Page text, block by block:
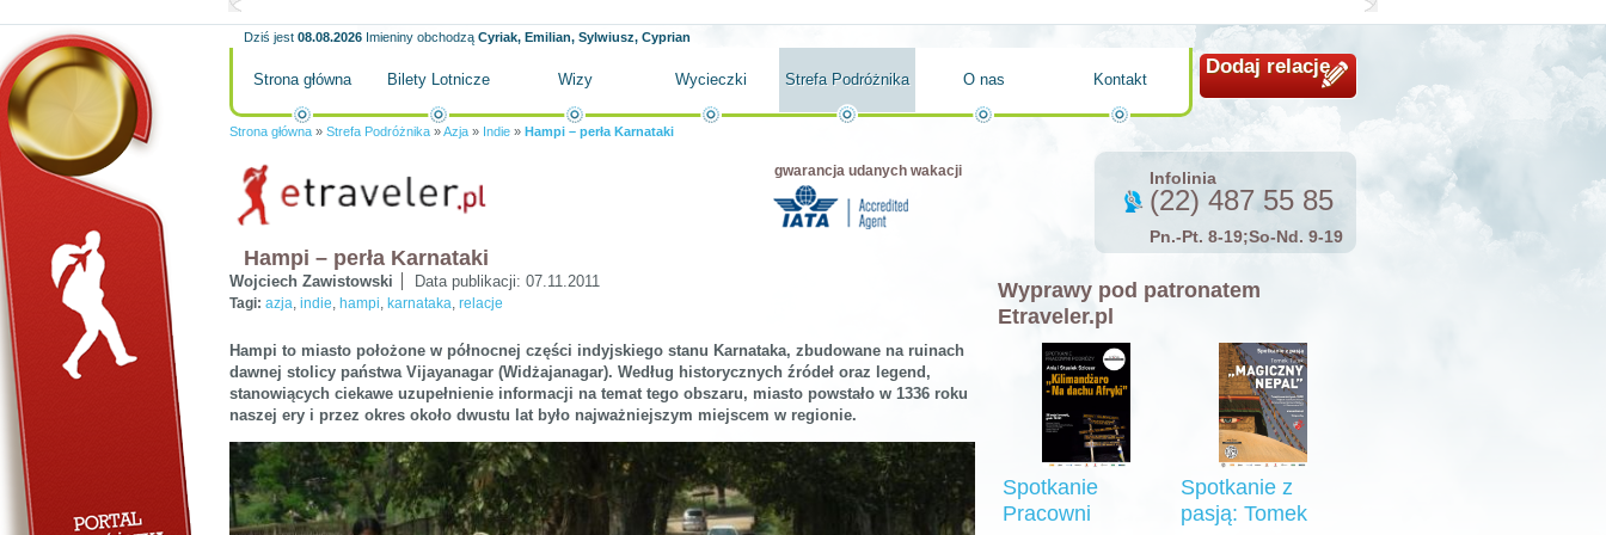
Dziś jest 08.08.2026 Imieniny obchodzą Cyriak, Emilian, Sylwiusz, Cyprian
Dodaj relację
Strona główna Bilety Lotnicze Wizy Wycieczki Strefa Podróżnika O nas Kontakt
Strona główna » Strefa Podróżnika »Azja » Indie » Hampi – perła Karnataki
gwarancja udanych wakacji
Hampi – perła Karnataki
Wojciech Zawistowski Data publikacji: 07.11.2011
Tagi: azja, indie, hampi, karnataka, relacje
Hampi to miasto położone w północnej części indyjskiego stanu Karnataka, zbudowane na ruinach
dawnej stolicy państwa Vijayanagar (Widżajanagar). Według historycznych źródeł oraz legend,
stanowiących ciekawe uzupełnienie informacji na temat tego obszaru, miasto powstało w 1336 roku
naszej ery i przez okres około dwustu lat było najważniejszym miejscem w regionie.
Infolinia
(22) 487 55 85
Pn.-Pt. 8-19;So-Nd. 9-19
Wyprawy pod patronatem
Etraveler.pl
Spotkanie
Pracowni
Spotkanie z
pasją: Tomek